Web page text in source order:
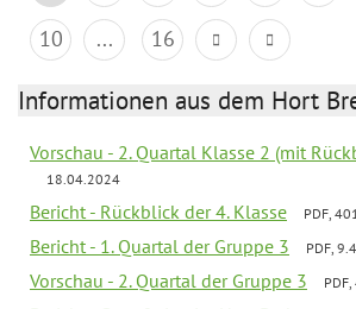
10
... 16
Informationen aus dem Hort
Vorschau - 2. Quartal Klasse 2 (mit
18.04.2024
Bericht - Rückblick der 4. Klasse PDF,
Bericht - 1. Quartal der Gruppe 3 PDF,
Vorschau - 2. Quartal der Gruppe 3